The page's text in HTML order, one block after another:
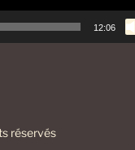
12:06
réservés